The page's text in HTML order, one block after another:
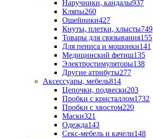
Наручники, кандалы937
Кляпы260
Ошейники427
Кнуты, плетки, хлысты749
Товары для связывания155
Для пениса и мошонки141
Медицинский фетиш135
Электростимуляторы138
Другие атрибуты277
Аксессуары, мебель814
Цепочки, подвески203
Пробки с кристаллом1732
Пробки с хвостом220
Маски321
Одежда143
Секс-мебель и качели148